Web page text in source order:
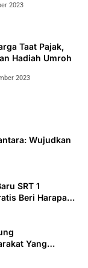
2023
Taat Pajak,
Hadiah Umroh
2023
Wujudkan
SRT 1
Beri Harapan
Yang
6,3 Hektar